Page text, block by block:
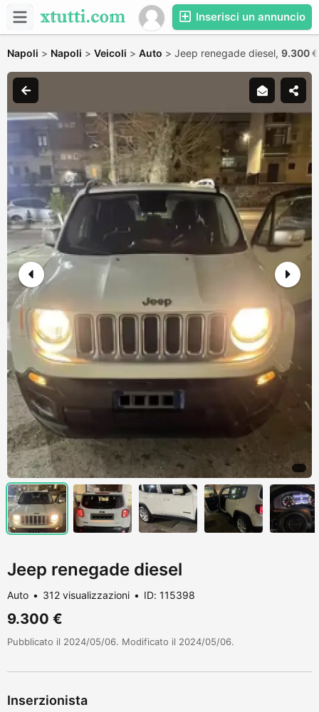
Inserisci un annuncio
Napoli > Napoli > Veicoli > Auto > Jeep renegade diesel, 9.300 €
Jeep renegade diesel
Auto 312 visualizzazioni ID: 115398
9.300 €
Pubblicato il 2024/05/06. Modificato il 2024/05/06.
Inserzionista